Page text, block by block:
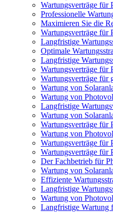
Wartungsverträge für
Professionelle
Maximieren Sie die
Wartungsverträge für
Langfristige
Optimale
Langfristige
Wartungsverträge für
Wartungsverträge für
Wartung von
Wartung von
Langfristige
Wartung von
Wartungsverträge für
Wartung von
Wartungsverträge für
Wartungsverträge für
Der Fachbetrieb für
Wartung von
Effiziente
Langfristige
Wartung von
Langfristige Wartung